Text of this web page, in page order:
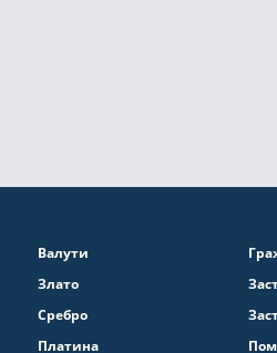
Валути
Злато
Сребро
Платина